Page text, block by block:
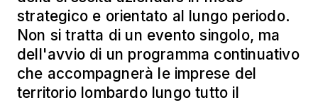
strategico e orientato al lungo periodo.
Non si tratta di un evento singolo, ma
dell'avvio di un programma continuativo
che accompagnerà le imprese del
territorio lombardo lungo tutto il